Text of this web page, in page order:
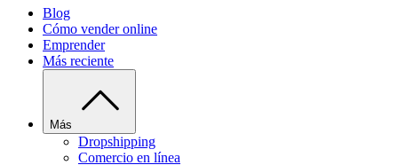
Blog
Cómo vender online
Emprender
Más reciente
Más
Dropshipping
Comercio en línea